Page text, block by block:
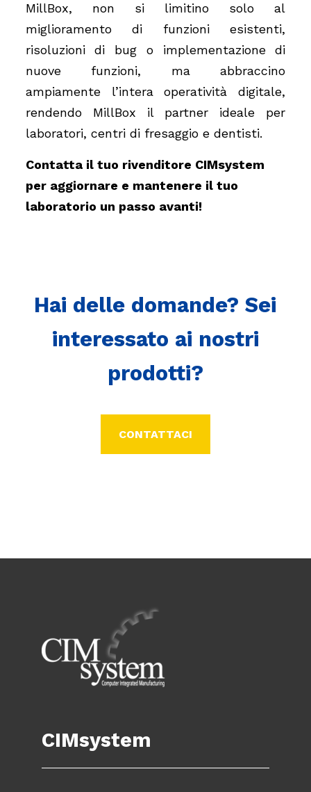
MillBox, non si limitino solo al
miglioramento di funzioni esistenti,
risoluzioni di bug o implementazione di
nuove funzioni, ma abbraccino
ampiamente l’intera operatività digitale,
rendendo MillBox il partner ideale per
laboratori, centri di fresaggio e dentisti.
Contatta il tuo rivenditore CIMsystem
per aggiornare e mantenere il tuo
laboratorio un passo avanti!
Hai delle domande? Sei
interessato ai nostri
prodotti?
CONTATTACI
CIMsystem